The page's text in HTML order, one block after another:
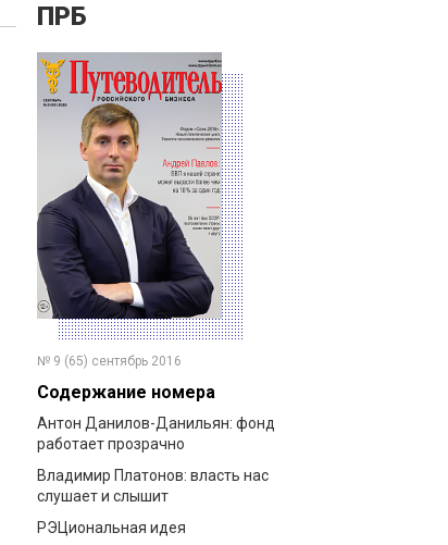
ПРБ
№ 9 (65) сентябрь 2016
Содержание номера
Антон Данилов-Данильян: фонд
работает прозрачно
Владимир Платонов: власть нас
слушает и слышит
РЭЦиональная идея